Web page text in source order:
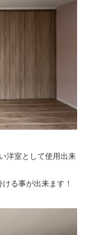
洋室として使用出来
る事が出来ます！